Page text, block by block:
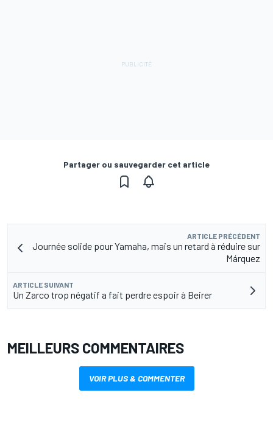
Partager ou sauvegarder cet article
ARTICLE PRÉCÉDENT
Journée solide pour Yamaha, mais un retard à réduire sur
Márquez
ARTICLE SUIVANT
Un Zarco trop négatif a fait perdre espoir à Beirer
MEILLEURS COMMENTAIRES
VOIR PLUS & COMMENTER